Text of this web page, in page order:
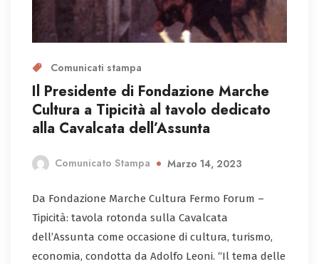
Comunicati stampa
Il Presidente di Fondazione Marche
Cultura a Tipicità al tavolo dedicato
alla Cavalcata dell’Assunta
Comunicato Stampa Marzo 14, 2023
Da Fondazione Marche Cultura Fermo Forum –
Tipicità: tavola rotonda sulla Cavalcata
dell’Assunta come occasione di cultura, turismo,
economia, condotta da Adolfo Leoni. “Il tema delle